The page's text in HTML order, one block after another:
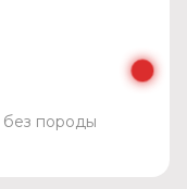
без породы